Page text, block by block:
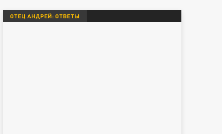
ОТЕЦ АНДРЕЙ: ОТВЕТЫ